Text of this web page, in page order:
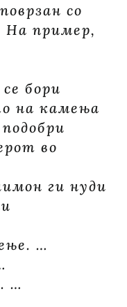
со
На пример,
бори
на камења
во
ги нуди
…
…